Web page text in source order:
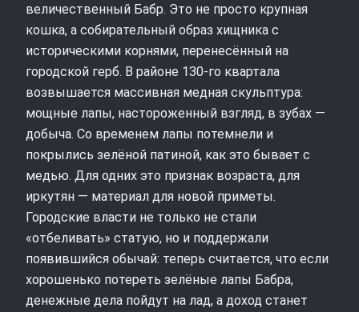
величественный Бабр. Это не просто крупная
кошка, а собирательный образ хищника с
историческими корнями, перенесённый на
городской герб. В районе 130-го квартала
возвышается массивная медная скульптура:
мощные лапы, настороженный взгляд, в зубах —
добыча. Со временем лапы потемнели и
покрылись зелёной патиной, как это бывает с
медью. Для одних это признак возраста, для
иркутян — материал для новой приметы.
Городские власти не только не стали
«отбеливать» статую, но и поддержали
появившийся обычай: теперь считается, что если
хорошенько потереть зелёные лапы Бабра,
денежные дела пойдут на лад, а доход станет